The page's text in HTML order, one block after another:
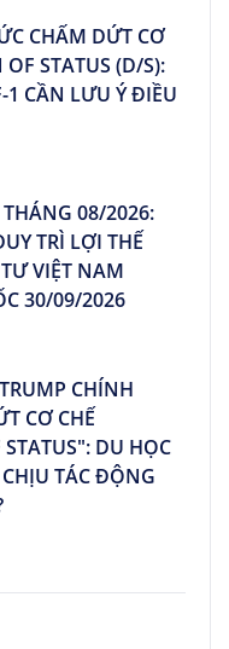
CHẤM DỨT CƠ
STATUS (D/S):
1 CẦN LƯU Ý ĐIỀU
08/2026:
TRÌ LỢI THẾ
VIỆT NAM
30/09/2026
CHÍNH
CƠ CHẾ
DU HỌC
CHỊU TÁC ĐỘNG